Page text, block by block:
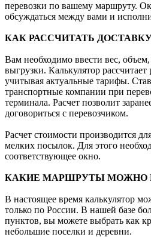
перевозки по вашему маршруту.
обсуждаться между вами и
КАК РАССЧИТАТЬ
Вам необходимо ввести вес, объем,
выгрузки. Калькулятор
учитывая актуальные тарифы.
транспортные компании при
терминала. Расчет позволит
договориться с перевозчиком.
Расчет стоимости производится
мелких посылок. Для этого
соответствующее окно.
КАКИЕ МАРШРУТЫ МОЖНО
В настоящее время калькулятор
только по России. В нашей базе
пунктов, вы можете выбрать как
небольшие поселки и деревни.